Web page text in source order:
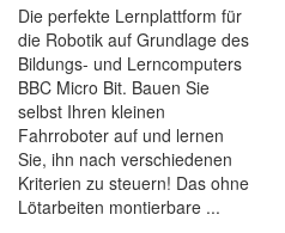
Die perfekte Lernplattform für
die Robotik auf Grundlage des
Bildungs- und Lerncomputers
BBC Micro Bit. Bauen Sie
selbst Ihren kleinen
Fahrroboter auf und lernen
Sie, ihn nach verschiedenen
Kriterien zu steuern! Das ohne
Lötarbeiten montierbare ...